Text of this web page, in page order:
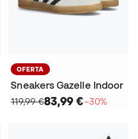
OFERTA
Sneakers Gazelle Indoor
119,99 €83,99 €−30%